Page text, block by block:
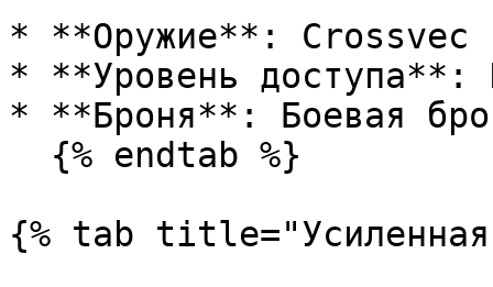
* **Оружие**: Crossvec
* **Уровень доступа**:
* **Броня**: Боевая
{% tab title="Усиленная